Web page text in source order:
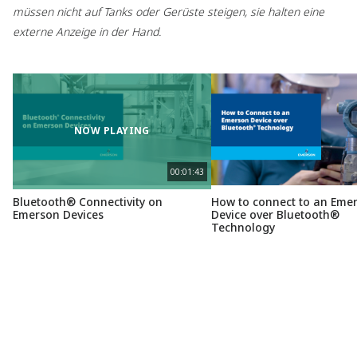
müssen nicht auf Tanks oder Gerüste steigen, sie halten eine
externe Anzeige in der Hand.
NOW PLAYING
00:01:43
Bluetooth® Connectivity on
Emerson Devices
How to connect to an
Device over Bluetooth®
Technology